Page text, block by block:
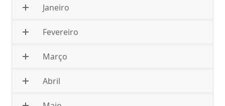
Janeiro
Fevereiro
Março
Abril